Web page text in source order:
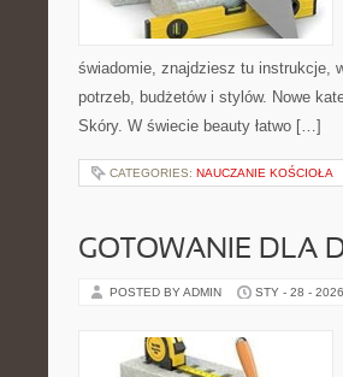
świadomie, znajdziesz tu instrukcje,
potrzeb, budżetów i stylów. Nowe
Skóry. W świecie beauty łatwo […]
CATEGORIES: NAUCZANIE KOŚCIOŁA
GOTOWANIE DLA
POSTED BY ADMIN STY - 28 - 2026